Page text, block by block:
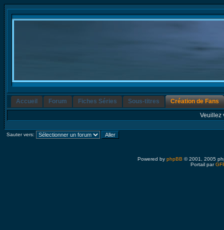
Accueil Forum Fiches Séries Sous-titres
Création de Fans
Veuillez
Sauter vers:
Powered by phpBB © 2001, 2005
Portail par